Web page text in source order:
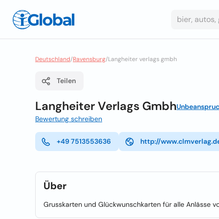
Deutschland/Ravensburg/Langheiter verlags gmbh
Teilen
Langheiter Verlags Gmbh
Bewertung schreiben
+49 7513553636 http://
Über
Grusskarten und Glückwunschkarten für alle Anlässe